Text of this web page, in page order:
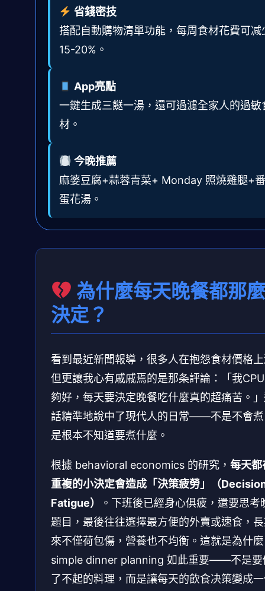
省錢密技
搭配自動購物清單功能，每周食材花費可减
15-20%。
App亮點
一鍵生成三餸一湯，還可過濾全家人的過敏
材。
今晚推薦
麻婆豆腐+蒜蓉青菜+ Monday 照燒雞腿+
蛋花湯。
為什麼每天晚餐都那
決定？
看到最近新聞報導，很多人在抱怨食材價格
但更讓我心有戚戚焉的是那条評論：「我
夠好，每天要決定晚餐吃什麼真的超痛苦。
話精準地說中了現代人的日常——不是不會
是根本不知道要煮什麼。
根據 behavioral economics 的研究， 每天都
重複的小決定會造成「決策疲勞」（
Fatigue）
。下班後已經身心俱疲，還要思考
題目，最後往往選擇最方便的外賣或速食，
來不僅荷包傷，營養也不均衡。這就是為什麼
simple dinner planning 如此重要——不是要
了不起的料理，而是讓每天的飲食决策變成